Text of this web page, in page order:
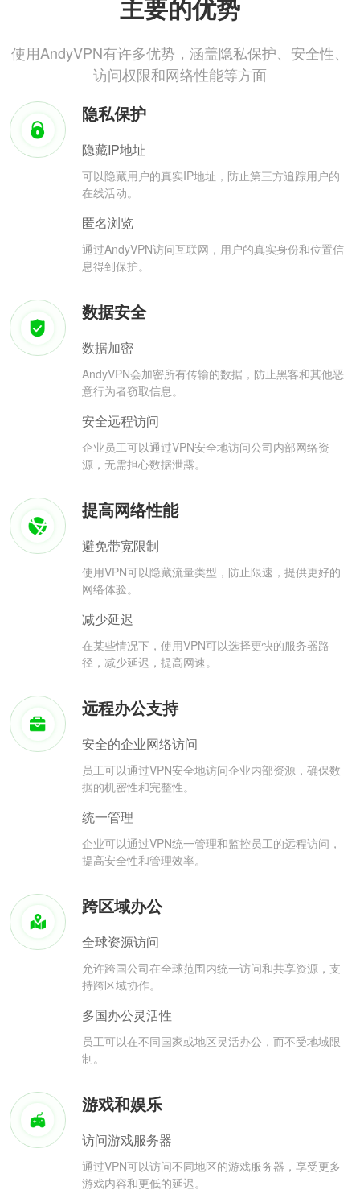
主要的优势
使用AndyVPN有许多优势，涵盖隐私保护、安全性、
访问权限和网络性能等方面
隐私保护
隐藏IP地址
可以隐藏用户的真实IP地址，防止第三方追踪用户的
在线活动。
匿名浏览
通过AndyVPN访问互联网，用户的真实身份和位置信
息得到保护。
数据安全
数据加密
AndyVPN会加密所有传输的数据，防止黑客和其他恶
意行为者窃取信息。
安全远程访问
企业员工可以通过VPN安全地访问公司内部网络资
源，无需担心数据泄露。
提高网络性能
避免带宽限制
使用VPN可以隐藏流量类型，防止限速，提供更好的
网络体验。
减少延迟
在某些情况下，使用VPN可以选择更快的服务器路
径，减少延迟，提高网速。
远程办公支持
安全的企业网络访问
员工可以通过VPN安全地访问企业内部资源，确保数
据的机密性和完整性。
统一管理
企业可以通过VPN统一管理和监控员工的远程访问，
提高安全性和管理效率。
跨区域办公
全球资源访问
允许跨国公司在全球范围内统一访问和共享资源，支
持跨区域协作。
多国办公灵活性
员工可以在不同国家或地区灵活办公，而不受地域限
制。
游戏和娱乐
访问游戏服务器
通过VPN可以访问不同地区的游戏服务器，享受更多
游戏内容和更低的延迟。